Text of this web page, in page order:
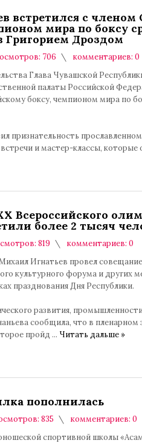
встретился с
мира по боксу
Григорием Дроздом
706
комментариев: 0
Глава Чувашской
палаты Российской
боксу, чемпионом мира по
признательность
и мастер-классы, которые
Всероссийского
более 2 тысяч
819
комментариев: 0
Игнатьев провел
культурного форума и других
празднования Дня Республики.
развития,
сообщила, что в пленарном
пройд ... Читать дальше »
пополнилась
835
комментариев: 0
спортивной школы